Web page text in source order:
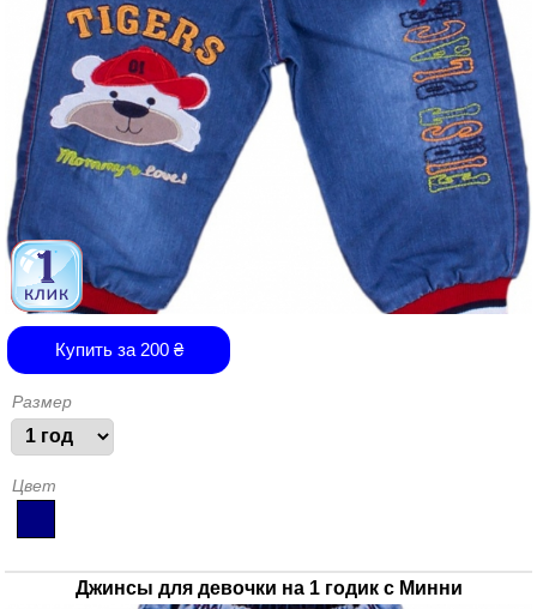
Купить за 200₴
Размер
Цвет
Джинсы для девочки на 1 годик с Минни